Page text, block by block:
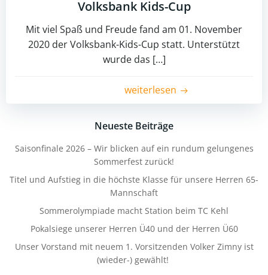
Volksbank Kids-Cup
Mit viel Spaß und Freude fand am 01. November
2020 der Volksbank-Kids-Cup statt. Unterstützt
wurde das […]
weiterlesen
Neueste Beiträge
Saisonfinale 2026 – Wir blicken auf ein rundum gelungenes
Sommerfest zurück!
Titel und Aufstieg in die höchste Klasse für unsere Herren 65-
Mannschaft
Sommerolympiade macht Station beim TC Kehl
Pokalsiege unserer Herren Ü40 und der Herren Ü60
Unser Vorstand mit neuem 1. Vorsitzenden Volker Zimny ist
(wieder-) gewählt!